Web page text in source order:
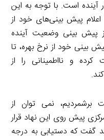
آینده است. با توجه به این
پیش بینی‌های خود از
پیش بینی وضعیت آینده
بینی خود از نرخ بهره، تا
و نااطمینانی را از
برشمردیم، نمی توان از
پیش روی این نهاد قرار
گفت که دستیابی به درجه